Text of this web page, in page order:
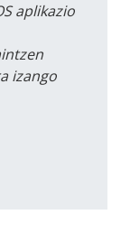
aplikazio
izango